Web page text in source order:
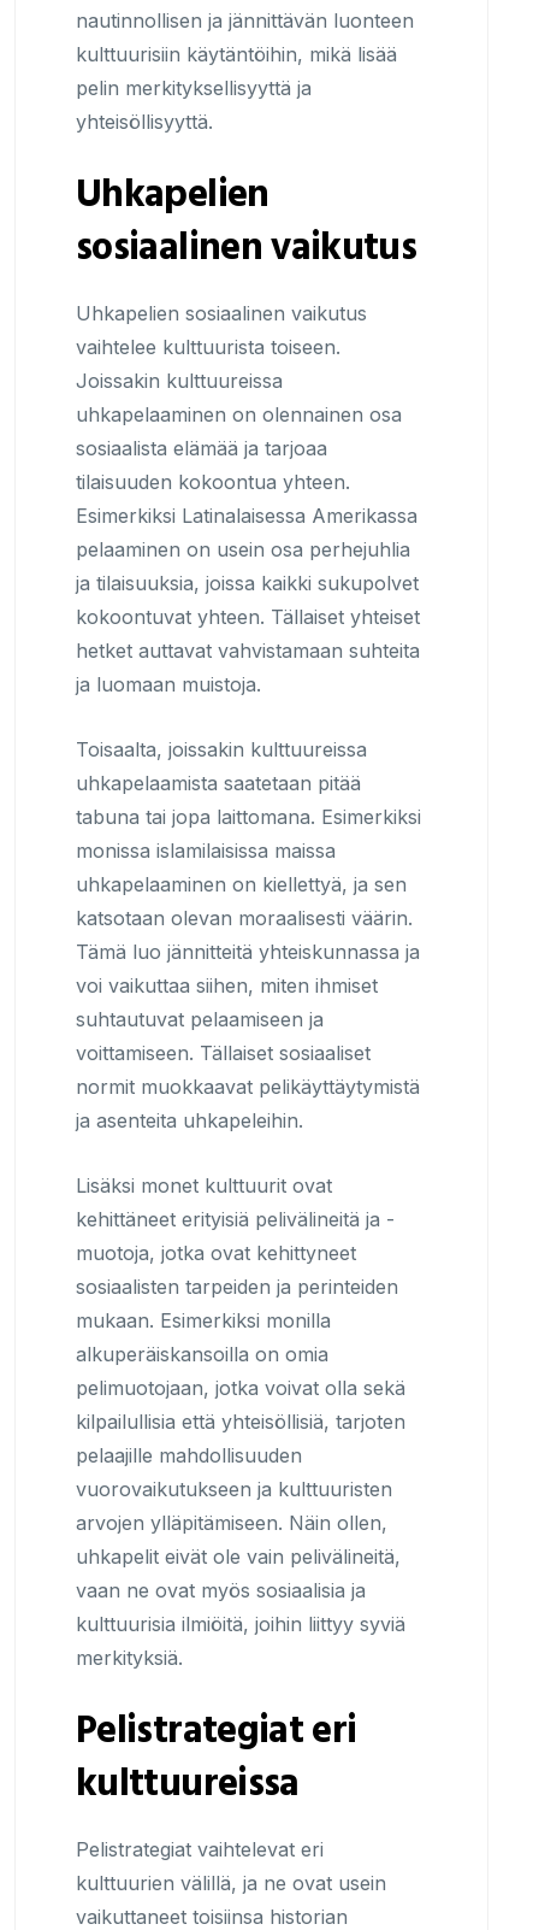
nautinnollisen ja jännittävän luonteen
kulttuurisiin käytäntöihin, mikä lisää
pelin merkityksellisyyttä ja
yhteisöllisyyttä.
Uhkapelien
sosiaalinen vaikutus
Uhkapelien sosiaalinen vaikutus
vaihtelee kulttuurista toiseen.
Joissakin kulttuureissa
uhkapelaaminen on olennainen osa
sosiaalista elämää ja tarjoaa
tilaisuuden kokoontua yhteen.
Esimerkiksi Latinalaisessa Amerikassa
pelaaminen on usein osa perhejuhlia
ja tilaisuuksia, joissa kaikki sukupolvet
kokoontuvat yhteen. Tällaiset yhteiset
hetket auttavat vahvistamaan suhteita
ja luomaan muistoja.
Toisaalta, joissakin kulttuureissa
uhkapelaamista saatetaan pitää
tabuna tai jopa laittomana. Esimerkiksi
monissa islamilaisissa maissa
uhkapelaaminen on kiellettyä, ja sen
katsotaan olevan moraalisesti väärin.
Tämä luo jännitteitä yhteiskunnassa ja
voi vaikuttaa siihen, miten ihmiset
suhtautuvat pelaamiseen ja
voittamiseen. Tällaiset sosiaaliset
normit muokkaavat pelikäyttäytymistä
ja asenteita uhkapeleihin.
Lisäksi monet kulttuurit ovat
kehittäneet erityisiä pelivälineitä ja -
muotoja, jotka ovat kehittyneet
sosiaalisten tarpeiden ja perinteiden
mukaan. Esimerkiksi monilla
alkuperäiskansoilla on omia
pelimuotojaan, jotka voivat olla sekä
kilpailullisia että yhteisöllisiä, tarjoten
pelaajille mahdollisuuden
vuorovaikutukseen ja kulttuuristen
arvojen ylläpitämiseen. Näin ollen,
uhkapelit eivät ole vain pelivälineitä,
vaan ne ovat myös sosiaalisia ja
kulttuurisia ilmiöitä, joihin liittyy syviä
merkityksiä.
Pelistrategiat eri
kulttuureissa
Pelistrategiat vaihtelevat eri
kulttuurien välillä, ja ne ovat usein
vaikuttaneet toisiinsa historian